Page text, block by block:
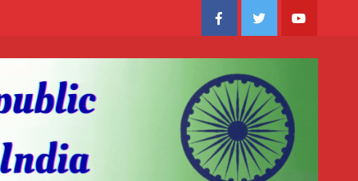
FacebookTwitter Youtube